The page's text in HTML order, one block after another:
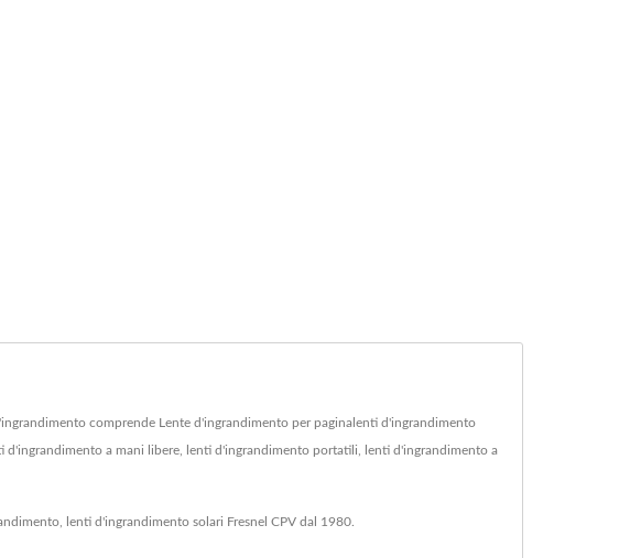
comprende Lente d'ingrandimento per paginalenti d'ingrandimento
a mani libere, lenti d'ingrandimento portatili, lenti d'ingrandimento a
lenti d'ingrandimento solari Fresnel CPV dal 1980.